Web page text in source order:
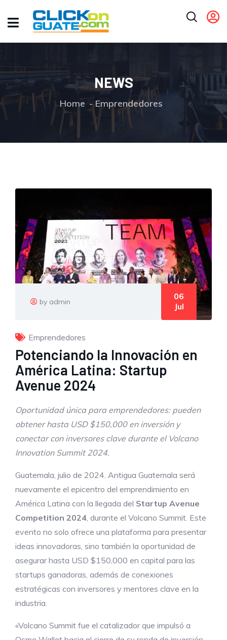
NEWS
Home Emprendedores
by admin
06
Jul
Emprendedores
Potenciando la Innovación en
América Latina: Startup
Avenue 2024
Oportunidad única para emprendedores: pueden
obtener hasta USD $150,000 en inversión y
conectar con inversores clave durante el Volcano
Innovation Summit 2024.
Guatemala, julio de 2024. Antigua Guatemala será
nuevamente el epicentro del emprendimiento en
América Latina con la llegada del Startup Avenue
Competition 2024 , durante el Volcano Summit. Este
evento no solo ofrece una plataforma para presentar
ideas innovadoras, sino también la oportunidad de
asegurar hasta USD $150,000 en capital para las
startups ganadoras, además de conexiones
estratégicas con inversores y mentores clave en la
industria.
«Volcano Summit fue el catalizador que impulsó a